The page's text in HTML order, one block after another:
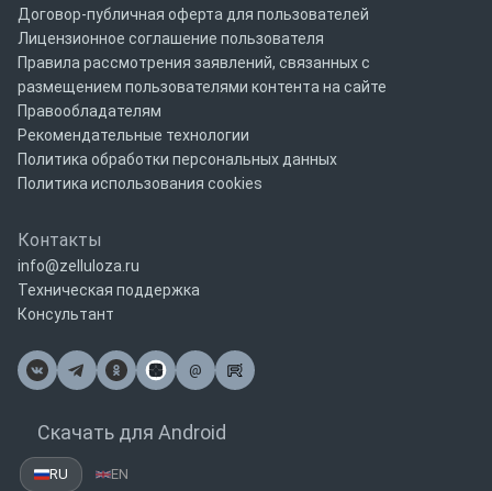
Договор-публичная оферта для пользователей
Лицензионное соглашение пользователя
Правила рассмотрения заявлений, связанных с
размещением пользователями контента на сайте
Правообладателям
Рекомендательные технологии
Политика обработки персональных данных
Политика использования cookies
Контакты
info@zelluloza.ru
Техническая поддержка
Консультант
@
Почта
Скачать для Android
RU EN